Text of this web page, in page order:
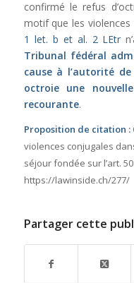
confirmé le refus
motif que les violences
1 let. b et al. 2 LEtr
Tribunal fédéral
cause à l’autorité
octroie une
recourante.
Proposition de citation :
violences conjugales
séjour fondée sur l’art.
https://lawinside.ch/277/
Partager cette